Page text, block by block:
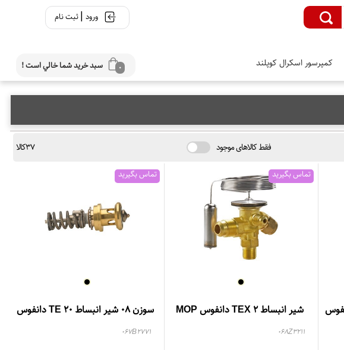
ورود | ثبت نام
کمپرسور اسکرال کوپلند 0 سبد خريد شما خالي است !
فقط کالاهای موجود 37کالا
شیر انبساط TEX 2 دانفوس MOP
068Z3211
تماس بگیرید
سوزن 08 شیر انبساط TE 20 دانفوس
067B2771
تماس بگیرید